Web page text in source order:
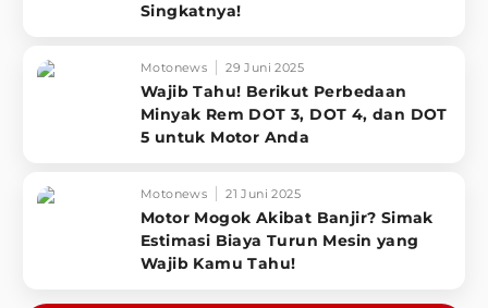
Singkatnya!
Motonews 29 Juni 2025
Wajib Tahu! Berikut Perbedaan
Minyak Rem DOT 3, DOT 4, dan DOT
5 untuk Motor Anda
Motonews 21 Juni 2025
Motor Mogok Akibat Banjir? Simak
Estimasi Biaya Turun Mesin yang
Wajib Kamu Tahu!